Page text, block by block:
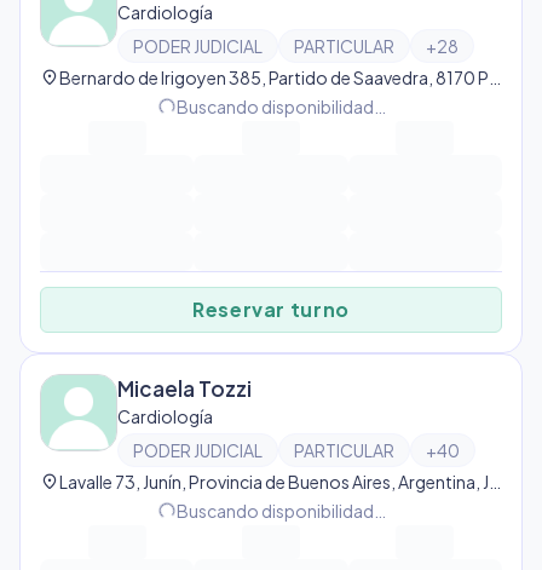
Cardiología
PODER JUDICIAL
PARTICULAR +28
location_on
progress_activityBuscando disponibilidad…
Reservar turno
Micaela Tozzi
Cardiología
PODER JUDICIAL
PARTICULAR +40
location_on
progress_activityBuscando disponibilidad…